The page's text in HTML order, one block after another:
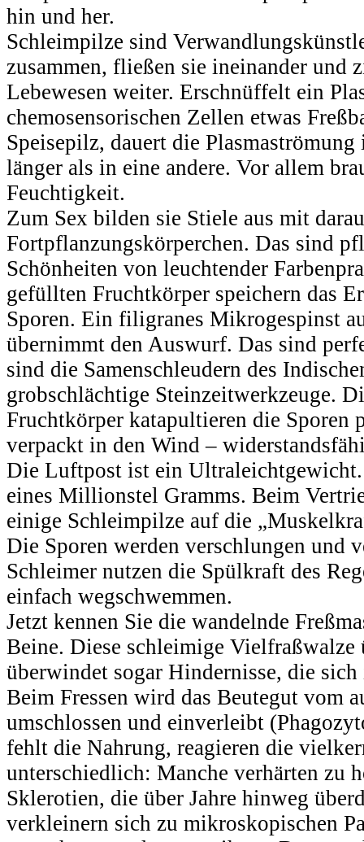
hin und her.
Schleimpilze sind
zusammen, fließen sie ineinander und
Lebewesen weiter. Erschnüffelt ein
chemosensorischen Zellen etwas
Speisepilz, dauert die
länger als in eine andere. Vor allem
Feuchtigkeit.
Zum Sex bilden sie Stiele aus mit
Fortpflanzungskörperchen. Das sind
Schönheiten von leuchtender
gefüllten Fruchtkörper speichern das
Sporen. Ein filigranes Mikrogespinst
übernimmt den Auswurf. Das sind
sind die Samenschleudern des
grobschlächtige Steinzeitwerkzeuge.
Fruchtkörper katapultieren die Sporen
verpackt in den Wind –
Die Luftpost ist ein
eines Millionstel Gramms. Beim
einige Schleimpilze auf die
Die Sporen werden verschlungen und
Schleimer nutzen die Spülkraft des
einfach wegschwemmen.
Jetzt kennen Sie die wandelnde
Beine. Diese schleimige Vielfraßwalze
überwindet sogar Hindernisse, die
Beim Fressen wird das Beutegut vom
umschlossen und einverleibt
fehlt die Nahrung, reagieren die
unterschiedlich: Manche verhärten zu
Sklerotien, die über Jahre hinweg
verkleinern sich zu mikroskopischen